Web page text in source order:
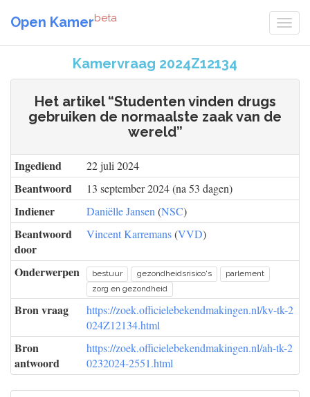
Open Kamerbeta
Kamervraag 2024Z12134
Het artikel “Studenten vinden drugs
gebruiken de normaalste zaak van de
wereld”
Ingediend 22 juli 2024
Beantwoord 13 september 2024 (na 53 dagen)
Indiener Daniëlle Jansen (NSC)
Beantwoord
door
Vincent Karremans(VVD)
Onderwerpen bestuur gezondheidsrisico's
parlement
zorg en gezondheid
Bron vraag
https://zoek.officielebekendmakingen.nl/kv-tk-2
024Z12134.html
Bron
antwoord
https://zoek.officielebekendmakingen.nl/ah-tk-2
0232024-2551.html